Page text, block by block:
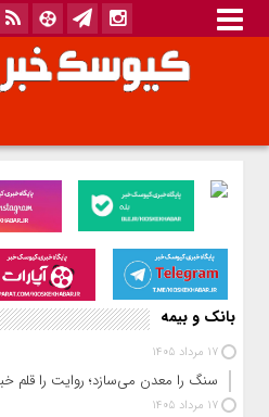
بانک و بیمه
17 مرداد 1405
سنگ را معدن می‌سازد؛ روایت را قلم
17 مرداد 1405